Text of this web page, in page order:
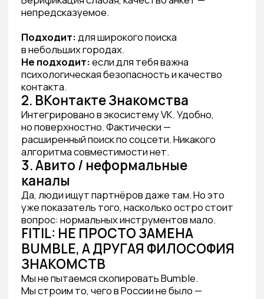
Результат:
алгоритм показывает не просто
красивые анкеты, а людей, с которыми у тебя
особенно важно — возможные точки
конфликта. До первого сообщения.
2. Медленный дейтинг (Slow Dating) как
защита психики.
В FITIL нет бесконечного свайпа. До 10 анкет
в сутки. Обновление строго через 24 часа.
Это звучит как ограничение. На самом деле —
это забота. Когда у тебя 10 кандидатов
вместо 10 000, ты начинаешь читать, думать,
замечать детали. Ты видишь человека,
а не картинку.
Именно так работает осознанный выбор.
Именно так формируется настоящий
интерес — а не иллюзия интереса
от дофаминового свайпинга.
3. Офлайн — не бонус, а система
Виртуальное знакомство в FITIL — это только
первый шаг. Дальше — живые мероприятия:
вечеринки, лекции, мастер-классы,
форматные обеды. Города присутствия:
Москва, Санкт-Петербург, Краснодар,
Самара, Красноярск, Мурманск.
Онлайн снижает барьер входа. Офлайн
создаёт настоящий контакт. Только вместе
это работает.